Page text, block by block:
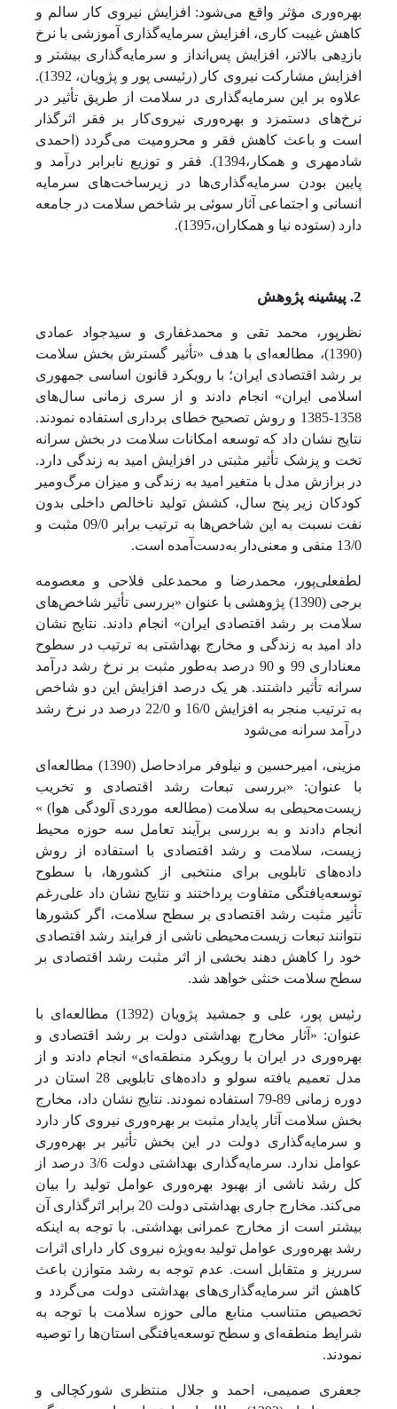
بهره‌وری مؤثر واقع می‌شود: افزایش نیروی کار سالم و
کاهش غیبت کاری، افزایش سرمایه‌گذاری آموزشی با نرخ
بازدِهی بالاتر، افزایش پس‌انداز و سرمایه‌گذاری بیشتر و
افزایش مشارکت نیروی کار (رئیسی پور و پژویان، 1392).
علاوه بر این سرمایه‌گذاری در سلامت از طریق تأثیر در
نرخ‌های دستمزد و بهره‌وری نیروی‌کار بر فقر اثرگذار
است و باعث کاهش فقر و محرومیت می‌گردد (احمدی
شادمهری و همکار،1394). فقر و توزیع نابرابر درآمد و
پایین بودن سرمایه‌گذاری‌ها در زیرساخت‌های سرمایه
انسانی و اجتماعی آثار سوئی بر شاخص سلامت در جامعه
دارد (ستوده نیا و همکاران،1395).
2. پیشینه پژوهش
نظرپور، محمد تقی و محمدغفاری و سیدجواد عمادی
(1390)، مطالعه‌ای با هدف «تأثیر گسترش بخش سلامت
بر رشد اقتصادی ایران؛ با رویکرد قانون اساسی جمهوری
اسلامی ایران» انجام دادند و از سری زمانی سال‌های
1358-1385 و روش تصحیح خطای برداری استفاده نمودند.
نتایج نشان داد که توسعه امکانات سلامت در بخش سرانه
تخت و پزشک تأثیر مثبتی در افزایش امید به زندگی دارد.
در برازش مدل با متغیر امید به زندگی و میزان مرگ‌ومیر
کودکان زیر پنج سال، کشش تولید ناخالص داخلی بدون
نفت نسبت به این شاخص‌ها به ترتیب برابر 09/0 مثبت و
13/0 منفی و معنی‌دار به‌دست‌آمده است.
لطفعلی‌پور، محمدرضا و محمدعلی فلاحی و معصومه
برجی (1390) پژوهشی با عنوان «بررسی تأثیر شاخص‌های
سلامت بر رشد اقتصادی ایران» انجام دادند. نتایج نشان
داد امید به زندگی و مخارج بهداشتی به ترتیب در سطوح
معناداری 99 و 90 درصد به‌طور مثبت بر نرخ رشد درآمد
سرانه تأثیر داشتند. هر یک درصد افزایش این دو شاخص
به ترتیب منجر به افزایش 16/0 و 22/0 درصد در نرخ رشد
درآمد سرانه می‌شود
مزینی، امیرحسین و نیلوفر مرادحاصل (1390) مطالعه‌ای
با عنوان: «بررسی تبعات رشد اقتصادی و تخریب
زیست‌محیطی به سلامت (مطالعه موردی آلودگی هوا) »
انجام دادند و به بررسی برآیند تعامل سه حوزه محیط
زیست، سلامت و رشد اقتصادی با استفاده از روش
داده‌های تابلویی برای منتخبی از کشورها، با سطوح
توسعه‌یافتگی متفاوت پرداختند و نتایج نشان داد علی‌رغم
تأثیر مثبت رشد اقتصادی بر سطح سلامت، اگر کشورها
نتوانند تبعات زیست‌محیطی ناشی از فرایند رشد اقتصادی
خود را کاهش دهند بخشی از اثر مثبت رشد اقتصادی بر
سطح سلامت خنثی خواهد شد.
رئیس پور، علی و جمشید پژویان (1392) مطالعه‌ای با
عنوان: «آثار مخارج بهداشتی دولت بر رشد اقتصادی و
بهره‌وری در ایران با رویکرد منطقه‌ای» انجام دادند و از
مدل تعمیم یافته سولو و داده‌های تابلویی 28 استان در
دوره زمانی 89-79 استفاده نمودند. نتایج نشان داد، مخارج
بخش سلامت آثار پایدار مثبت بر بهره‌وری نیروی کار دارد
و سرمایه‌گذاری دولت در این بخش تأثیر بر بهره‌وری
عوامل ندارد. سرمایه‌گذاری بهداشتی دولت 3/6 درصد از
کل رشد ناشی از بهبود بهره‌وری عوامل تولید را بیان
می‌کند. مخارج جاری بهداشتی دولت 20 برابر اثرگذاری آن
بیشتر است از مخارج عمرانی بهداشتی. با توجه به اینکه
رشد بهره‌وری عوامل تولید به‌ویژه نیروی کار دارای اثرات
سرریز و متقابل است. عدم توجه به رشد متوازن باعث
کاهش اثر سرمایه‌گذاری‌های بهداشتی دولت می‌گردد و
تخصیص متناسب منابع مالی حوزه سلامت با توجه به
شرایط منطقه‌ای و سطح توسعه‌یافتگی استان‌ها را توصیه
نمودند.
جعفری صمیمی، احمد و جلال منتظری شورکچالی و